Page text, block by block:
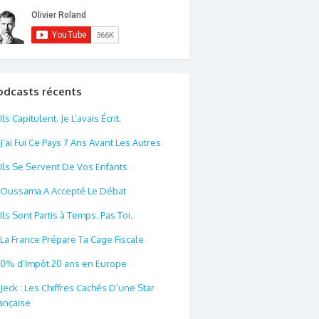
récents
Ils Capitulent. Je L’avais Écrit.
J’ai Fui Ce Pays 7 Ans Avant Les Autres
Ils Se Servent De Vos Enfants
Oussama A Accepté Le Débat
Ils Sont Partis à Temps. Pas Toi.
La France Prépare Ta Cage Fiscale
0% d’Impôt 20 ans en Europe
Jeck : Les Chiffres Cachés D’une Star